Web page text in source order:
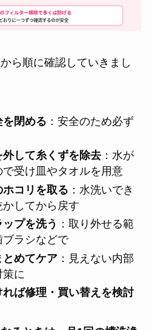
ら順に確認していきまし
閉める ：安全のため必ず
して糸くずを除去 ：水が
受け皿やタオルを用意
コリを取る ：水洗いでき
してから戻す
プを洗う ：取り外せる範
ブラシなどで
めてケア ：見えない内部
に
ば修理・買い替えを検討